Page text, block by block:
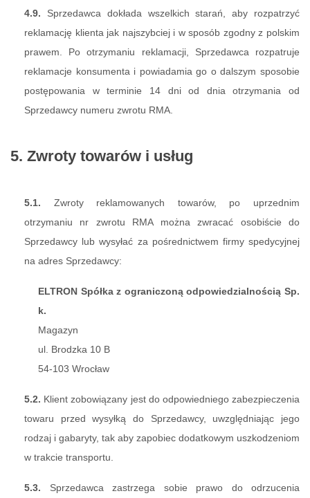
4.9. Sprzedawca dokłada wszelkich starań, aby rozpatrzyć
reklamację klienta jak najszybciej i w sposób zgodny z polskim
prawem. Po otrzymaniu reklamacji, Sprzedawca rozpatruje
reklamacje konsumenta i powiadamia go o dalszym sposobie
postępowania w terminie 14 dni od dnia otrzymania od
Sprzedawcy numeru zwrotu RMA.
5. Zwroty towarów i usług
5.1. Zwroty reklamowanych towarów, po uprzednim
otrzymaniu nr zwrotu RMA można zwracać osobiście do
Sprzedawcy lub wysyłać za pośrednictwem firmy spedycyjnej
na adres Sprzedawcy:
ELTRON Spółka z ograniczoną odpowiedzialnością Sp.
k.
Magazyn
ul. Brodzka 10 B
54-103 Wrocław
5.2. Klient zobowiązany jest do odpowiedniego zabezpieczenia
towaru przed wysyłką do Sprzedawcy, uwzględniając jego
rodzaj i gabaryty, tak aby zapobiec dodatkowym uszkodzeniom
w trakcie transportu.
5.3. Sprzedawca zastrzega sobie prawo do odrzucenia